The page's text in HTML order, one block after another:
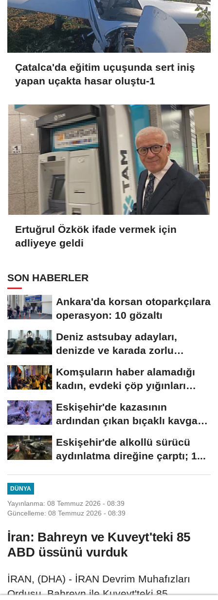
Çatalca'da eğitim uçuşunda sert iniş
yapan uçakta hasar oluştu-1
Ertuğrul Özkök ifade vermek için
adliyeye geldi
SON HABERLER
Ankara'da korsan otoparkçılara
operasyon: 10 gözaltı
Deniz astsubay adayları,
denizde ve karada zorlu
Komşuların haber alamadığı
kadın, evdeki çöp yığınları
Eskişehir'de kazasının
ardından çıkan bıçaklı kavga
Eskişehir'de alkollü sürücü
aydınlatma direğine çarptı; 1...
DÜNYA
Yayınlanma: 08 Temmuz 2026 - 08:39
Güncelleme: 08 Temmuz 2026 - 08:39
İran: Bahreyn ve Kuveyt'teki 85
ABD üssünü vurduk
İRAN, (DHA) - İRAN Devrim Muhafızları
Ordusu, Bahreyn ile Kuveyt'teki 85